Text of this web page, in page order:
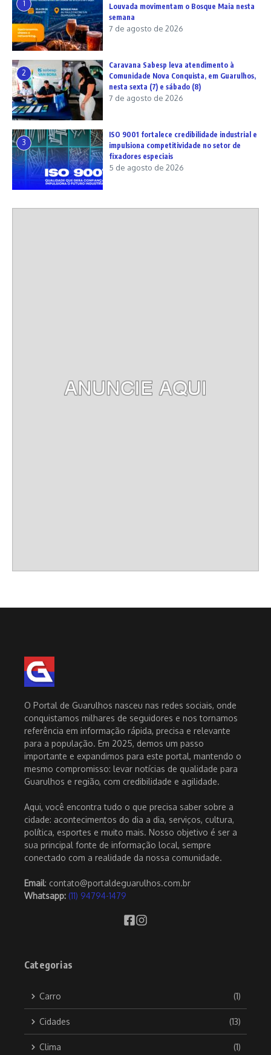
1
Louvada movimentam o Bosque Maia nesta
semana
7 de agosto de 2026
2
Caravana Sabesp leva atendimento à
Comunidade Nova Conquista, em Guarulhos,
nesta sexta (7) e sábado (8)
7 de agosto de 2026
3
ISO 9001 fortalece credibilidade industrial e
impulsiona competitividade no setor de
fixadores especiais
5 de agosto de 2026
O Portal de Guarulhos nasceu nas redes sociais, onde
conquistamos milhares de seguidores e nos tornamos
referência em informação rápida, precisa e relevante
para a população. Em 2025, demos um passo
importante e expandimos para este portal, mantendo o
mesmo compromisso: levar notícias de qualidade para
Guarulhos e região, com credibilidade e agilidade.
Aqui, você encontra tudo o que precisa saber sobre a
cidade: acontecimentos do dia a dia, serviços, cultura,
política, esportes e muito mais. Nosso objetivo é ser a
sua principal fonte de informação local, sempre
conectado com a realidade da nossa comunidade.
Email: contato@portaldeguarulhos.com.br
Whatsapp: (11) 94794-1479
Categorias
Carro (1)
Cidades (13)
Clima (1)